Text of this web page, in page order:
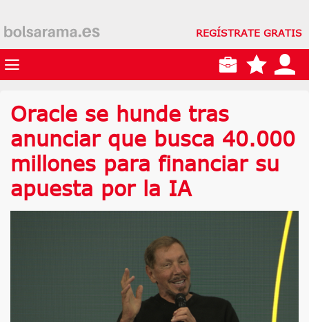
REGÍSTRATE GRATIS
Oracle se hunde tras
anunciar que busca 40.000
millones para financiar su
apuesta por la IA